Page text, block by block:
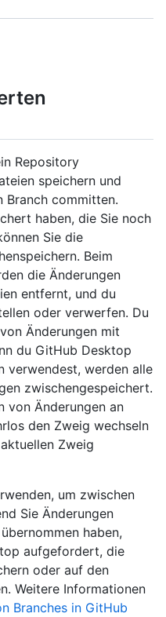
Repository
speichern und
Branch committen.
haben, die Sie noch
Sie die
Beim
die Änderungen
entfernt, und du
oder verwerfen. Du
Änderungen mit
du GitHub Desktop
verwendest, werden alle
zwischengespeichert.
von Änderungen an
den Zweig wechseln
Zweig
um zwischen
Sie Änderungen
haben,
aufgefordert, die
oder auf den
Weitere Informationen
Branches in GitHub